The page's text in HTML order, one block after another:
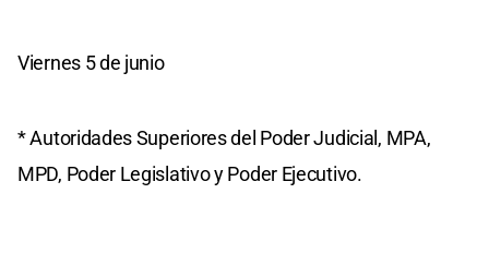
Viernes 5 de junio
* Autoridades Superiores del Poder Judicial, MPA,
MPD, Poder Legislativo y Poder Ejecutivo.